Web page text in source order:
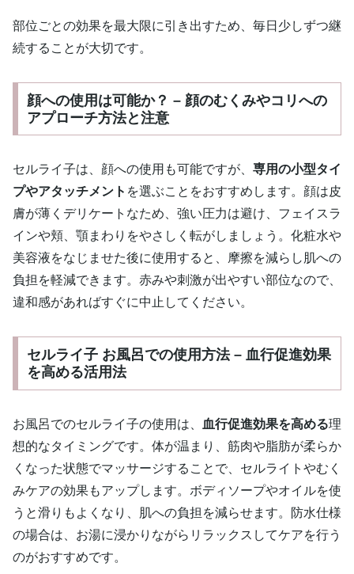
部位ごとの効果を最大限に引き出すため、毎日少しずつ継
続することが大切です。
顔への使用は可能か？ – 顔のむくみやコリへの
アプローチ方法と注意
セルライ子は、顔への使用も可能ですが、 専用の小型タイ
プやアタッチメント を選ぶことをおすすめします。顔は皮
膚が薄くデリケートなため、強い圧力は避け、フェイスラ
インや頬、顎まわりをやさしく転がしましょう。化粧水や
美容液をなじませた後に使用すると、摩擦を減らし肌への
負担を軽減できます。赤みや刺激が出やすい部位なので、
違和感があればすぐに中止してください。
セルライ子 お風呂での使用方法 – 血行促進効果
を高める活用法
お風呂でのセルライ子の使用は、 血行促進効果を高める理
想的なタイミングです。体が温まり、筋肉や脂肪が柔らか
くなった状態でマッサージすることで、セルライトやむく
みケアの効果もアップします。ボディソープやオイルを使
うと滑りもよくなり、肌への負担を減らせます。防水仕様
の場合は、お湯に浸かりながらリラックスしてケアを行う
のがおすすめです。